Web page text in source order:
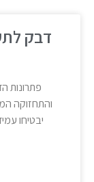
פתרונות
והתחזוקה
יבטיחו